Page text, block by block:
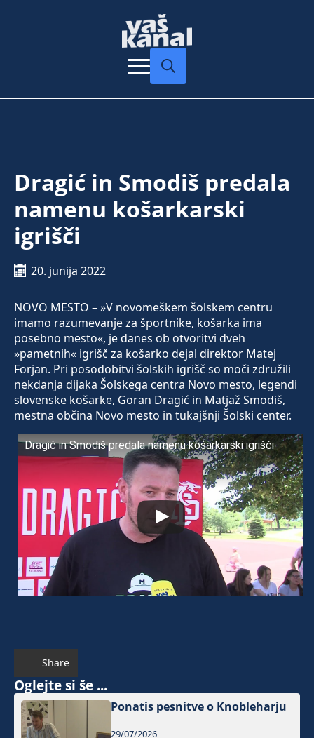
Dragić in Smodiš predala
namenu košarkarski
igrišči
20. junija 2022
NOVO MESTO – »V novomeškem šolskem centru
imamo razumevanje za športnike, košarka ima
posebno mesto«, je danes ob otvoritvi dveh
»pametnih« igrišč za košarko dejal direktor Matej
Forjan. Pri posodobitvi šolskih igrišč so moči združili
nekdanja dijaka Šolskega centra Novo mesto, legendi
slovenske košarke, Goran Dragić in Matjaž Smodiš,
mestna občina Novo mesto in tukajšnji Šolski center.
Dragić in Smodiš predala namenu košarkarski igrišči
Share
Oglejte si še ...
Ponatis pesnitve o Knobleharju
29/07/2026